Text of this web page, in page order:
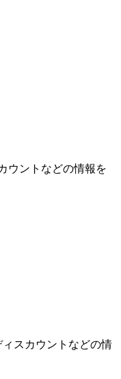
ウントなどの情報を
ィスカウントなどの情